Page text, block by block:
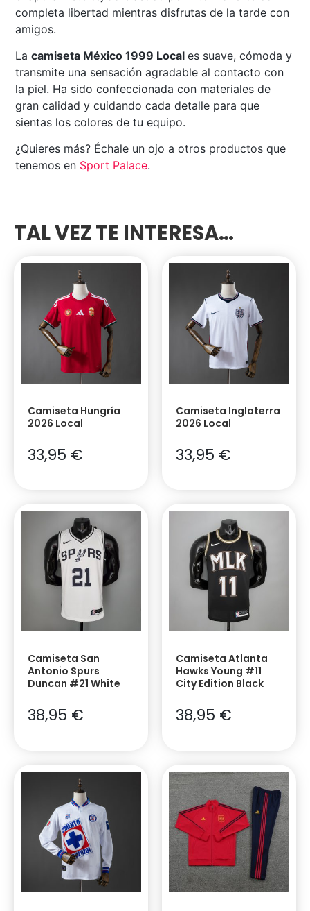
completa libertad mientras disfrutas de la tarde con
amigos.
Lacamiseta México 1999 Local es suave, cómoda y
transmite una sensación agradable al contacto con
la piel. Ha sido confeccionada con materiales de
gran calidad y cuidando cada detalle para que
sientas los colores de tu equipo.
¿Quieres más? Échale un ojo a otros productos que
tenemos en Sport Palace.
TAL VEZ TE INTERESA…
Camiseta Hungría
2026 Local
33,95 €
Camiseta Inglaterra
2026 Local
33,95 €
Camiseta San
Antonio Spurs
Duncan #21 White
38,95 €
Camiseta Atlanta
Hawks Young #11
City Edition Black
38,95 €